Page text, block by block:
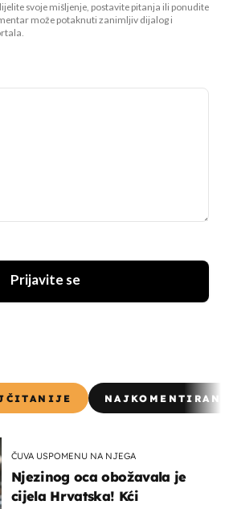
svoje mišljenje, postavite pitanja ili ponudite
može potaknuti zanimljiv dijalog i
Prijavite se
ČUVA USPOMENU NA NJEGA
Njezinog oca obožavala je
cijela Hrvatska! Kći